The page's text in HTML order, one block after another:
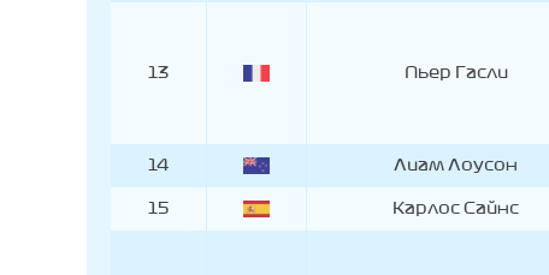
13 Пьер Гасли
14 Лиам Лоусон
15 Карлос Сайнс